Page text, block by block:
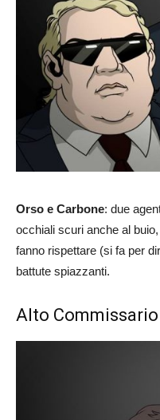
Orso e Carbone: due
occhiali scuri anche al
fanno rispettare (si fa per
battute spiazzanti.
Alto Commissario